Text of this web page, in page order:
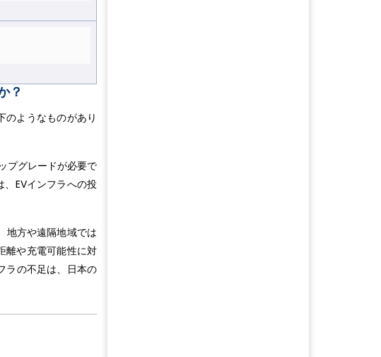
？
のようなものがあり
プグレードが必要で
EVインフラへの投
地方や遠隔地域では
離や充電可能性に対
ラの不足は、日本の